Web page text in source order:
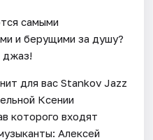
самыми
и берущими за душу?
джаз!
для вас Stankov Jazz
Ксении
которого входят
Алексей